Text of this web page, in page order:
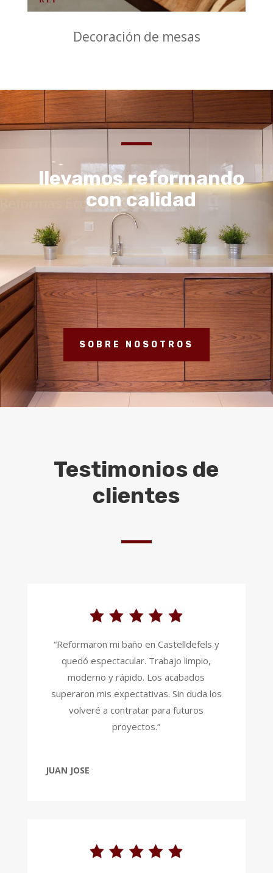
Decoración de mesas
llevamos reformando
con calidad
Lorem ipsum dolor sit amet, consectetur
adipiscing elit. Nullam lectus erat
consectetur eu sapien eget, rhoncus
consectetur sem.
SOBRE NOSOTROS
Testimonios de
clientes
“Reformaron mi baño en Castelldefels y
quedó espectacular. Trabajo limpio,
moderno y rápido. Los acabados
superaron mis expectativas. Sin duda los
volveré a contratar para futuros
proyectos.”
JUAN JOSE